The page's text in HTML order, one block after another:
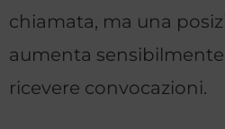
chiamata, ma una
aumenta
ricevere convocazioni.